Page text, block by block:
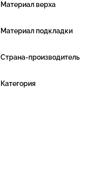
Материал верха
Материал подкладки
Страна-производитель
Категория